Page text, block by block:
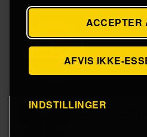
ACCEPTER
AFVIS IKKE-
INDSTILLINGER